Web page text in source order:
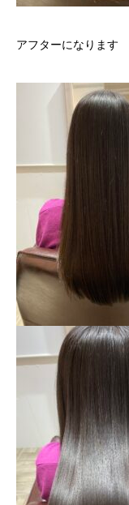
アフターになります